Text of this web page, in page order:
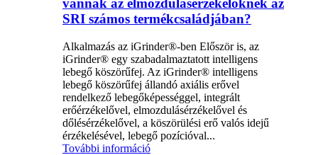
vannak az elmozdulásérzékelőknek az
SRI számos termékcsaládjában?
Alkalmazás az iGrinder®-ben Először is, az
iGrinder® egy szabadalmaztatott intelligens
lebegő köszörűfej. Az iGrinder® intelligens
lebegő köszörűfej állandó axiális erővel
rendelkező lebegőképességgel, integrált
erőérzékelővel, elmozdulásérzékelővel és
dőlésérzékelővel, a köszörülési erő valós idejű
érzékelésével, lebegő pozícióval...
További információ